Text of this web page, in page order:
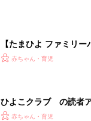
【たまひよ ファミリ
赤ちゃん・育児
ひよこクラブ の読者
赤ちゃん・育児